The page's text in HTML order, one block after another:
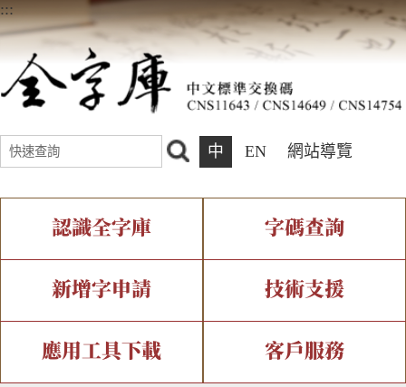
:::
中 EN 網站導覽
認識全字庫
全字庫介紹 全字庫現況
中文碼介紹 專有名詞介紹
字碼查詢
IDS查詢 部件查詢
複合查詢 注音查詢
新增字申請
新字申請處理流程
技術支援
字形即時顯示 造字解決方案
應用工具下載 客戶服務